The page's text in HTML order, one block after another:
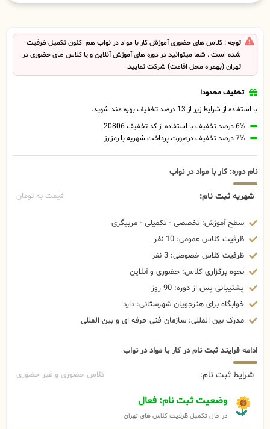
توجه : کلاس های حضوری آموزش کار با مواد در نواب هم اکنون تکمیل ظرفیت
شده است . شما میتوانید در دوره های آموزش آنلاین و یا کلاس های حضوری در
تهران (بهمراه محل اقامت) شرکت نمایید.
تخفیف محدود!
با استفاده از شرایط زیر از 13 درصد تخفیف بهره مند شوید.
6% درصد تخفیف با استفاده از کد تخفیف 20806
7% درصد تخفیف درصورت پرداخت شهریه با رمزارز
نام دوره: کار با مواد در نواب
شهریه ثبت نام: قیمت به تومان
سطح آموزش: تخصصی - تکمیلی - مربیگری
ظرفیت کلاس عمومی: 10 نفر
ظرفیت کلاس خصوصی: 3 نفر
نحوه برگزاری کلاس: حضوری و آنلاین
پشتیبانی پس از دوره: 90 روز
خوابگاه برای هنرجویان شهرستانی: دارد
مدرک بین المللی: سازمان فنی حرفه ای و بین المللی
ادامه فرایند ثبت نام در کار با مواد در نواب
شرایط ثبت نام: کلاس حضوری و غیر حضوری
وضعیت ثبت نام: فعال
در حال تکمیل ظرفیت کلاس های تهران